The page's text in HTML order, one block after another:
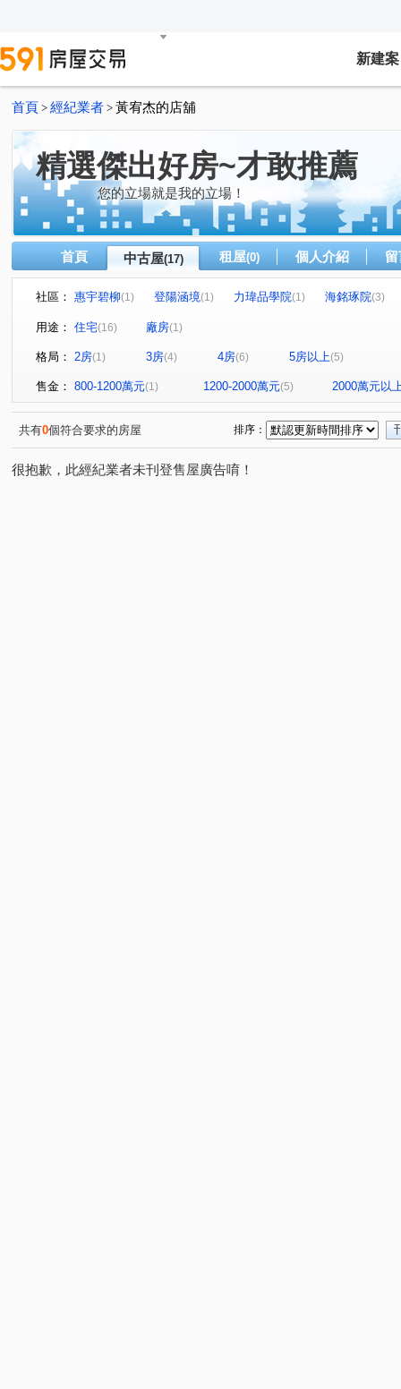
新建案
首頁 > 經紀業者 > 黃宥杰的店舖
精選傑出好房~才敢推薦
您的立場就是我的立場！
首頁 中古屋(17) 租屋(0) 個人介紹
社區： 惠宇碧柳(1) 登陽涵境(1) 力瑋品學院(1) 海銘琢院(3)
惠宇晴山 順天完全社區
敦化三街 崇德路三段 (1) 國強街 (1) 民族路三段
福田二街(1) 敦富十街 (1) 中山路一段(1) 熱河路二段(1)
北屯路(1) 山西路三段(1)
用途： 住宅(16) 廠房(1)
格局： 2房(1) 3房(4) 4房(6) 5房以上(5)
售金： 800-1200萬元(1) 1200-2000萬元(5) 2000萬元以
共有0個符合要求的房屋 排序：
很抱歉，此經紀業者未刊登售屋廣告唷！